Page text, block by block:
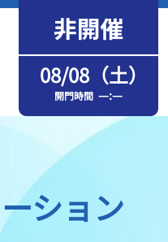
08/08（土）
開門時間 —:—
ション